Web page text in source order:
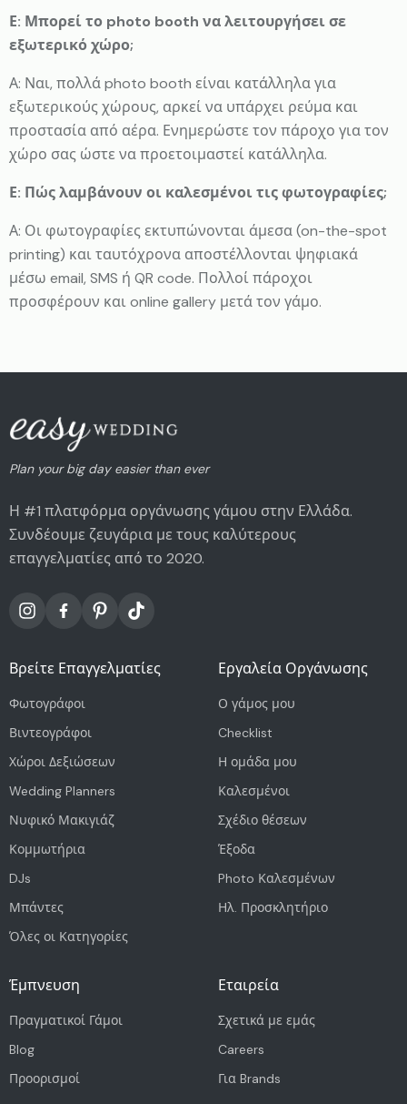
Ε: Μπορεί το photo booth να λειτουργήσει σε
εξωτερικό χώρο;
Α: Ναι, πολλά photo booth είναι κατάλληλα για
εξωτερικούς χώρους, αρκεί να υπάρχει ρεύμα και
προστασία από αέρα. Ενημερώστε τον πάροχο για τον
χώρο σας ώστε να προετοιμαστεί κατάλληλα.
Ε: Πώς λαμβάνουν οι καλεσμένοι τις φωτογραφίες;
Α: Οι φωτογραφίες εκτυπώνονται άμεσα (on-the-spot
printing) και ταυτόχρονα αποστέλλονται ψηφιακά
μέσω email, SMS ή QR code. Πολλοί πάροχοι
προσφέρουν και online gallery μετά τον γάμο.
Plan your big day easier than ever
Η #1 πλατφόρμα οργάνωσης γάμου στην Ελλάδα.
Συνδέουμε ζευγάρια με τους καλύτερους
επαγγελματίες από το 2020.
Βρείτε Επαγγελματίες
Φωτογράφοι
Βιντεογράφοι
Χώροι Δεξιώσεων
Wedding Planners
Νυφικό Μακιγιάζ
Κομμωτήρια
DJs
Μπάντες
Όλες οι Κατηγορίες
Εργαλεία Οργάνωσης
Ο γάμος μου
Checklist
Η ομάδα μου
Καλεσμένοι
Σχέδιο θέσεων
Έξοδα
Photo Καλεσμένων
Ηλ. Προσκλητήριο
Έμπνευση
Πραγματικοί Γάμοι
Blog
Προορισμοί
Εταιρεία
Σχετικά με εμάς
Careers
Για Brands